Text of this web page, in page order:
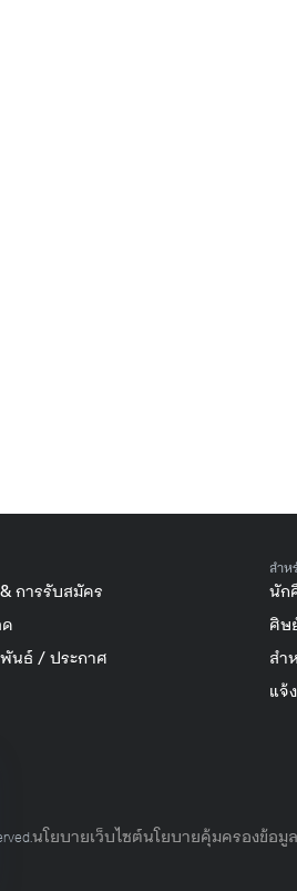
การรับสมัคร
นธ์ / ประกาศ
สำห
นัก
ศิษ
สำ
แจ้
นโยบายเว็บไซต์นโยบายคุ้มครองข้อ